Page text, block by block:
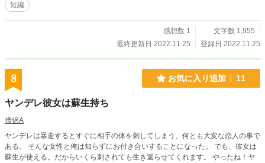
短編
感想数 1
文字数 1,955
最終更新日 2022.11.25
登録日 2022.11.25
8 お気に入り追加 11
ヤンデレ彼女は蘇生持ち
僧侶A
ヤンデレは暴走するとすぐに相手の体を刺してしまう、何とも大変な恋人の事で
ある。 そんな女性と俺は知らずにお付き合いすることになった。 でも、彼女は
蘇生が使える。だからいくら刺されても生き返らせてくれます。 やったね！ヤ